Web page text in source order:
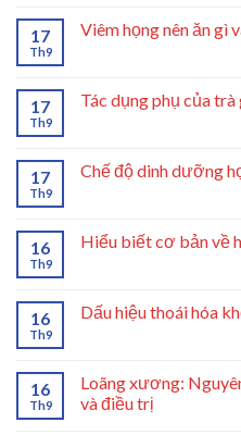
17
Th9
Viêm họng nên ăn gì
17
Th9
Tác dụng phụ của trà
17
Th9
Chế độ dinh dưỡng
16
Th9
Hiểu biết cơ bản về
16
Th9
Dấu hiệu thoái hóa
16
Th9
Loãng xương:
và điều trị